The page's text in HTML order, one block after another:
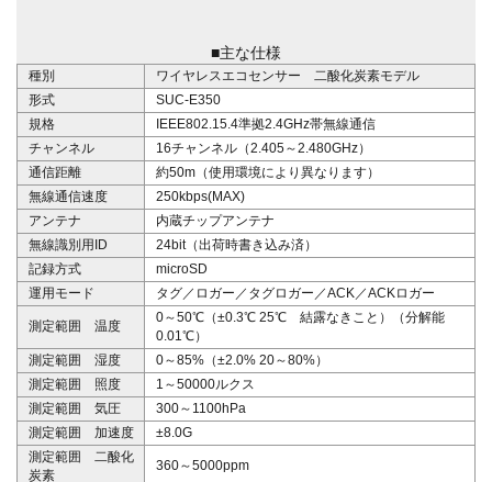
■主な仕様
種別
ワイヤレスエコセンサー 二酸化炭素モデル
形式
SUC-E350
規格
IEEE802.15.4準拠2.4GHz帯無線通信
チャンネル
16チャンネル（2.405～2.480GHz）
通信距離
約50m（使用環境により異なります）
無線通信速度
250kbps(MAX)
アンテナ
内蔵チップアンテナ
無線識別用ID
24bit（出荷時書き込み済）
記録方式
microSD
運用モード
タグ／ロガー／タグロガー／ACK／ACKロガー
測定範囲 温度
0～50℃（±0.3℃ 25℃ 結露なきこと）（分解能
0.01℃）
測定範囲 湿度
0～85%（±2.0% 20～80%）
測定範囲 照度
1～50000ルクス
測定範囲 気圧
300～1100hPa
測定範囲 加速度
±8.0G
測定範囲 二酸化
炭素
360～5000ppm